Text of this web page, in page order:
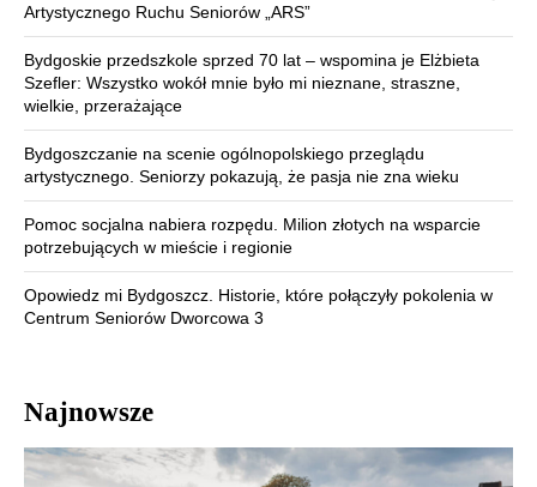
Artystycznego Ruchu Seniorów „ARS”
Bydgoskie przedszkole sprzed 70 lat – wspomina je Elżbieta
Szefler: Wszystko wokół mnie było mi nieznane, straszne,
wielkie, przerażające
Bydgoszczanie na scenie ogólnopolskiego przeglądu
artystycznego. Seniorzy pokazują, że pasja nie zna wieku
Pomoc socjalna nabiera rozpędu. Milion złotych na wsparcie
potrzebujących w mieście i regionie
Opowiedz mi Bydgoszcz. Historie, które połączyły pokolenia w
Centrum Seniorów Dworcowa 3
Najnowsze